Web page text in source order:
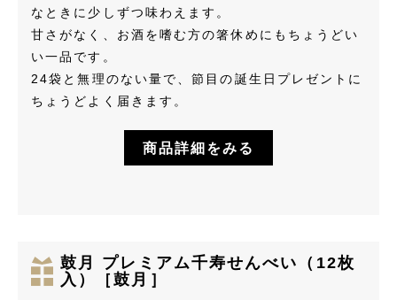
なときに少しずつ味わえます。
甘さがなく、お酒を嗜む方の箸休めにもちょうどい
い一品です。
24袋と無理のない量で、節目の誕生日プレゼントに
ちょうどよく届きます。
商品詳細をみる
鼓月 プレミアム千寿せんべい（12枚
入）［鼓月］